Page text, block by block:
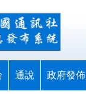
通說 政府發佈